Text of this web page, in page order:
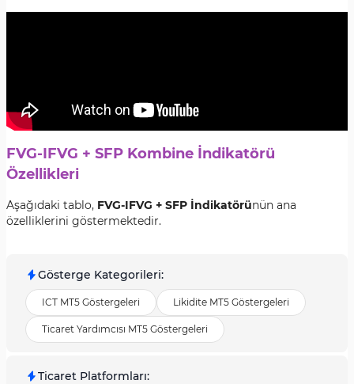
FVG-IFVG + SFP Kombine İndikatörü
Özellikleri
Aşağıdaki tablo, FVG-IFVG + SFP İndikatörünün ana
özelliklerini göstermektedir.
Gösterge Kategorileri:
ICT MT5 Göstergeleri Likidite MT5 Göstergeleri
Ticaret Yardımcısı MT5 Göstergeleri
Ticaret Platformları: